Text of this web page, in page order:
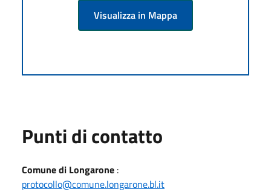
Visualizza in Mappa
Punti di contatto
Comune di Longarone :
protocollo@comune.longarone.bl.it